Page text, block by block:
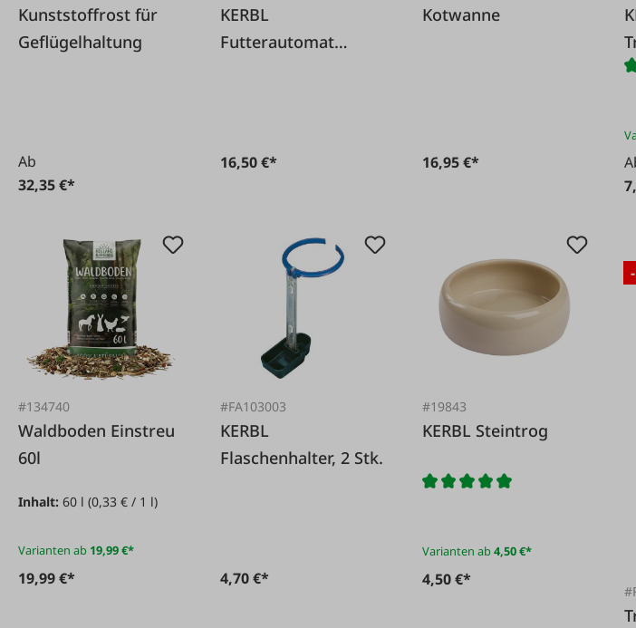
Kunststoffrost für
Geflügelhaltung
Ab
32,35 €*
KERBL
Futterautomat
16,50 €*
Kotwanne
16,95 €*
#134740
Waldboden Einstreu
60l
Inhalt: 60 l (0,33 € / 1 l)
Varianten ab 19,99 €*
19,99 €*
#FA103003
KERBL
Flaschenhalter, 2 Stk.
4,70 €*
#19843
KERBL Steintrog
Varianten ab4,50 €*
4,50 €*